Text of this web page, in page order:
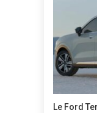
Le Ford